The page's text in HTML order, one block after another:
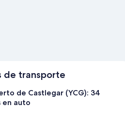
de transporte
de Castlegar (YCG): 34
en auto